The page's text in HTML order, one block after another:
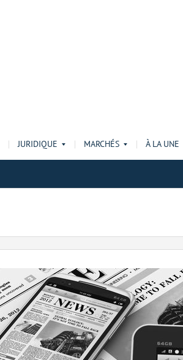
JURIDIQUE MARCHÉS À LA UNE